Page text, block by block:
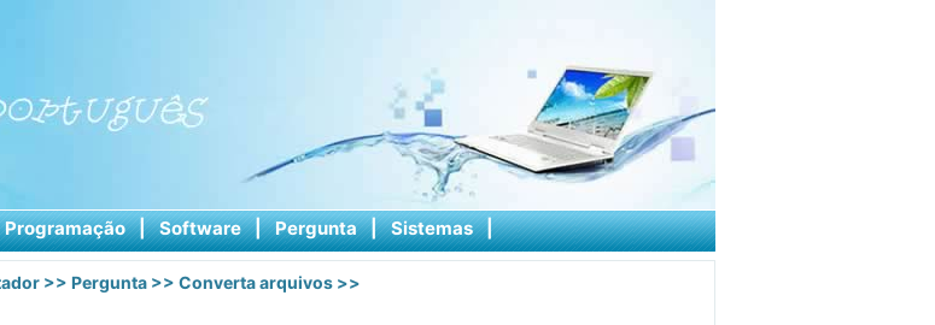
Programação | Software | Pergunta | Sistemas |
>> Pergunta >> Converta arquivos >>